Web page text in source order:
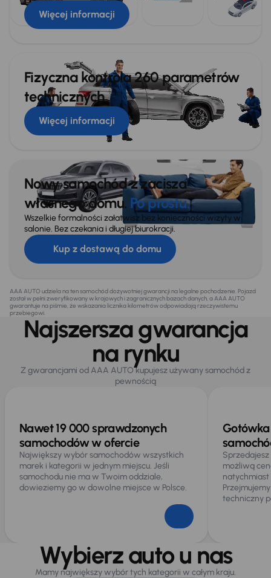
Więcej informacji
Fizyczna kontrola 260 parametrów
technicznych
Więcej informacji
Nowy samochód z zacisza
własnego domu. Po prostu.
Wszelkie formalności załatwisz bez konieczności wizyty w
salonie. Bez czekania i długiej biurokracji.
Kup z dostawą do domu
AAA AUTO udziela na ten samochód dożywotniej gwarancji na legalne pochodzenie. Pojazd
został w pełni zweryfikowany w krajowych i zagranicznych bazach danych, a AAA AUTO
gwarantuje na piśmie, że wskazania licznika kilometrów odpowiadają rzeczywistemu
przebiegowi.
Najszersza gwarancja
na rynku
Z gwarancjami od AAA AUTO kupujesz używany samochód z
pewnością
Nawet 19 000 sprawdzonych
samochodów w ofercie
Największy wybór samochodów wszystkich
marek i kategorii w jednym miejscu. Jeśli
samochodu nie ma w Twoim oddziale,
dowieziemy go w dowolne miejsce w Polsce.
możliwą
techniczny
Wybierz auto u nas
Mamy największy wybór tych kategorii w całym kraju.